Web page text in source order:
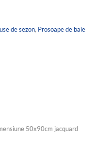
de sezon, Prosoape de baie
50x90cm jacquard